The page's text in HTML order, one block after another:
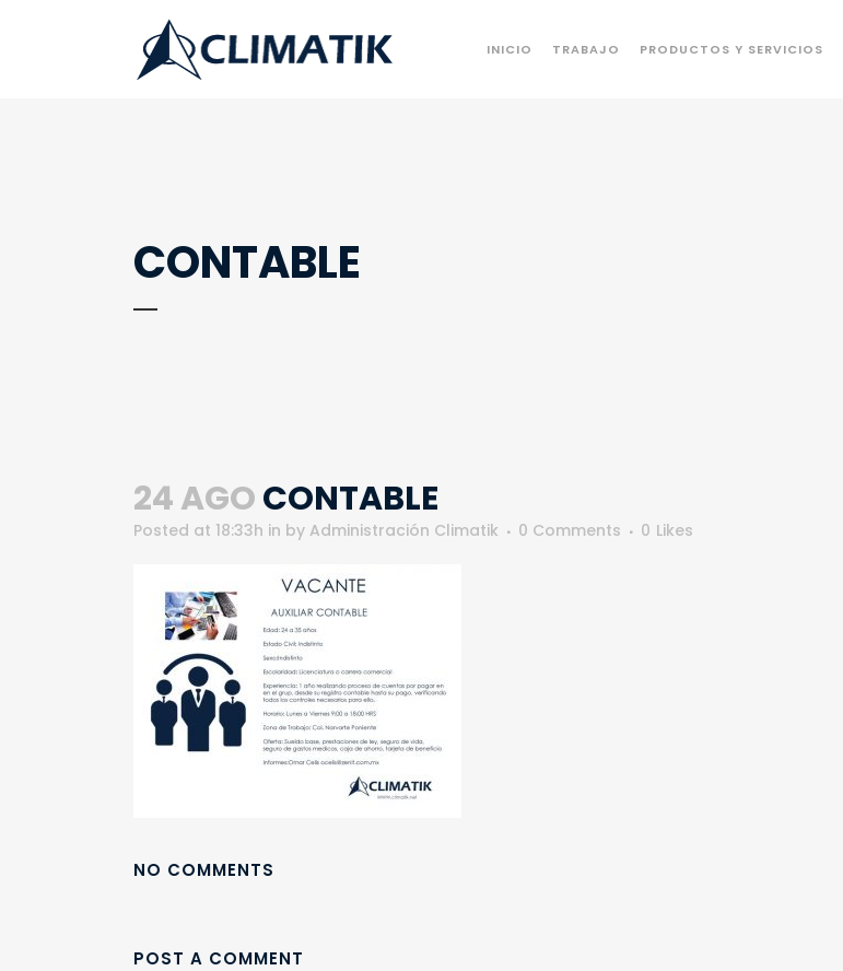
INICIO TRABAJO PRODUCTOS Y SERVICIOS
CONTABLE
24 AGOCONTABLE
Posted at 18:33h in by Administración Climatik 0 Comments 0 Likes
NO COMMENTS
POST A COMMENT